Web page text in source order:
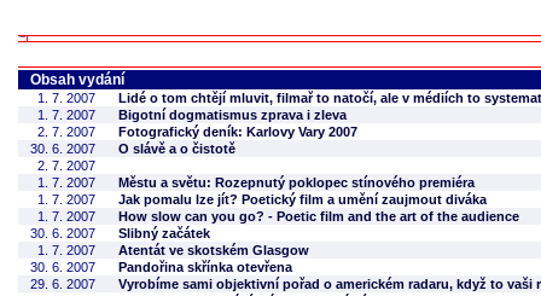
Obsah vydání
1. 7. 2007
Lidé o tom chtějí mluvit, filmař to natočí, ale v médiích to
1. 7. 2007
Bigotní dogmatismus zprava i zleva
2. 7. 2007
Fotografický deník: Karlovy Vary 2007
30. 6. 2007
O slávě a o čistotě
2. 7. 2007
1. 7. 2007
Městu a světu: Rozepnutý poklopec stínového premiéra
1. 7. 2007
Jak pomalu lze jít? Poetický film a umění zaujmout diváka
1. 7. 2007
How slow can you go? - Poetic film and the art of the audience
30. 6. 2007
Slibný začátek
1. 7. 2007
Atentát ve skotském Glasgow
30. 6. 2007
Pandořina skřínka otevřena
29. 6. 2007
Vyrobíme sami objektivní pořad o americkém radaru, když to